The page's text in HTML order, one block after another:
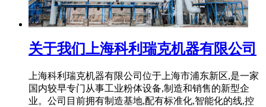
关于我们上海科利瑞克机器有限公司
上海科利瑞克机器有限公司位于上海市浦东新区,是一家
国内较早专门从事工业粉体设备,制造和销售的新型企
业。公司目前拥有制造基地,配有标准化,智能化的线,控